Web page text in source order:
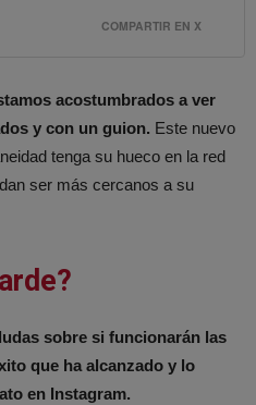
COMPARTIR EN X
acostumbrados a ver
y con un guion. Este nuevo
tenga su hueco en la red
ser más cercanos a su
sobre si funcionarán las
que ha alcanzado y lo
en Instagram.